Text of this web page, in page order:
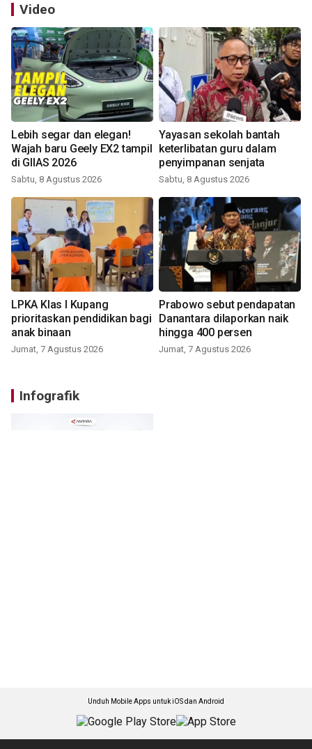
Video
Lebih segar dan elegan!
Wajah baru Geely EX2 tampil
di GIIAS 2026
Sabtu, 8 Agustus 2026
Yayasan sekolah bantah
keterlibatan guru dalam
penyimpanan senjata
Sabtu, 8 Agustus 2026
LPKA Klas I Kupang
prioritaskan pendidikan bagi
anak binaan
Jumat, 7 Agustus 2026
Prabowo sebut pendapatan
Danantara dilaporkan naik
hingga 400 persen
Jumat, 7 Agustus 2026
Infografik
Unduh Mobile Apps untuk iOS dan Android